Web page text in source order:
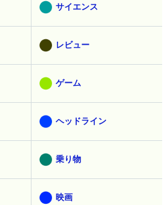
サイエンス
レビュー
ゲーム
ヘッドライン
乗り物
映画